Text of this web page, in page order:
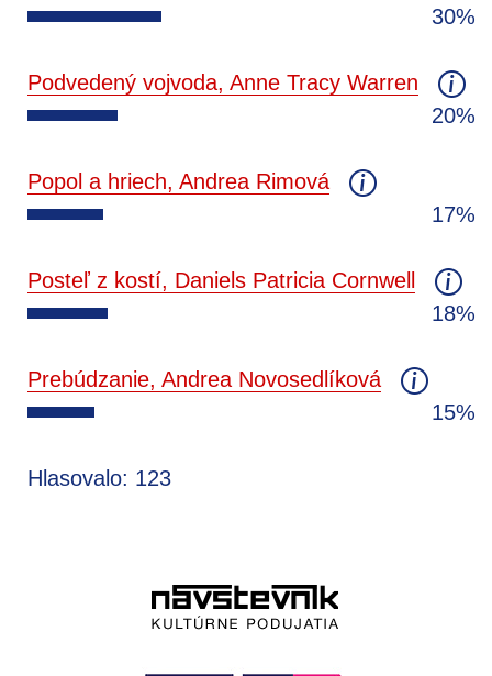
30%
Podvedený vojvoda, Anne Tracy Warren
20%
Popol a hriech, Andrea Rimová
17%
Posteľ z kostí, Daniels Patricia Cornwell
18%
Prebúdzanie, Andrea Novosedlíková
15%
Hlasovalo: 123